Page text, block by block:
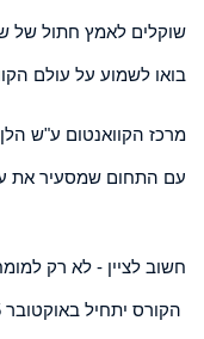
שוקלים לאמץ
בואו לשמוע על עולם
מרכז הקוואנטום ע"ש
עם התחום שמסעיר את
חשוב לציין - לא רק
הקורס יתחיל באוקטובר 2025